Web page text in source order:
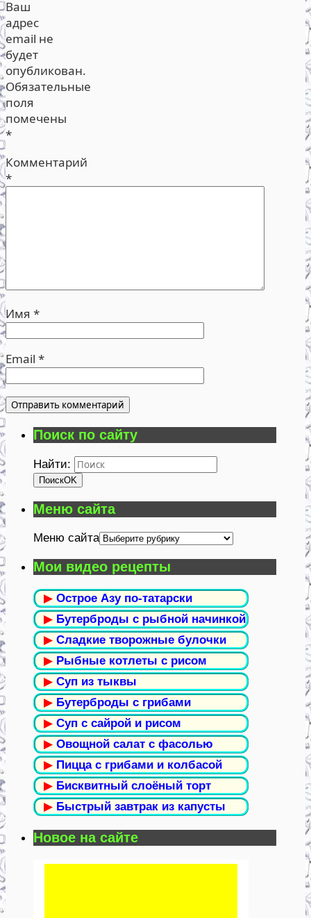
Ваш
адрес
email не
будет
опубликован.
Обязательные
поля
помечены
*
Комментарий
*
Имя *
Email *
Поиск по сайту
Найти:
ПоискOK
Меню сайта
Меню сайта
Мои видео рецепты
▶ Острое Азу по-татарски
▶ Бутерброды с рыбной начинкой
▶ Сладкие творожные булочки
▶ Рыбные котлеты с рисом
▶ Суп из тыквы
▶ Бутерброды с грибами
▶ Суп с сайрой и рисом
▶ Овощной салат с фасолью
▶ Пицца с грибами и колбасой
▶ Бисквитный слоёный торт
▶ Быстрый завтрак из капусты
Новое на сайте